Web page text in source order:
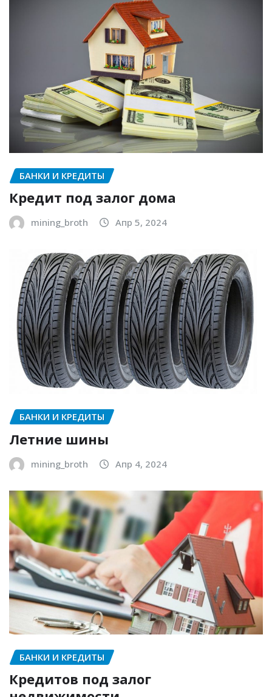
БАНКИ И КРЕДИТЫ
Кредит под залог дома
mining_broth Апр 5, 2024
БАНКИ И КРЕДИТЫ
Летние шины
mining_broth Апр 4, 2024
БАНКИ И КРЕДИТЫ
Кредитов под залог